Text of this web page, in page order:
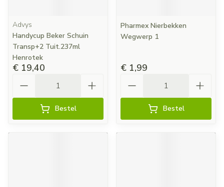
Advys
Handycup Beker Schuin
Transp+2 Tuit.237ml
Henrotek
€ 19,40
Bestel
Pharmex Nierbekken
Wegwerp 1
€ 1,99
Bestel